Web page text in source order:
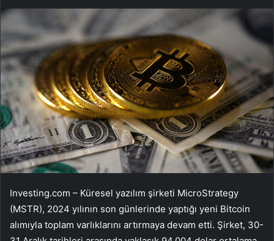
Investing.com – Küresel yazılım şirketi MicroStrategy
(MSTR), 2024 yılının son günlerinde yaptığı yeni Bitcoin
alımıyla toplam varlıklarını artırmaya devam etti. Şirket, 30-